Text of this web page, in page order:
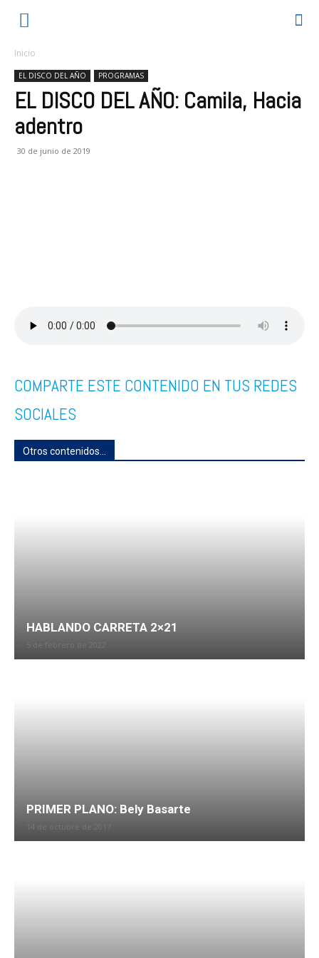
Inicio
EL DISCO DEL AÑO PROGRAMAS
EL DISCO DEL AÑO: Camila, Hacia
adentro
30 de junio de 2019
COMPARTE ESTE CONTENIDO EN TUS REDES
SOCIALES
Otros contenidos...
HABLANDO CARRETA 2×21
PRIMER PLANO: Bely Basarte
14 de octubre de 2017